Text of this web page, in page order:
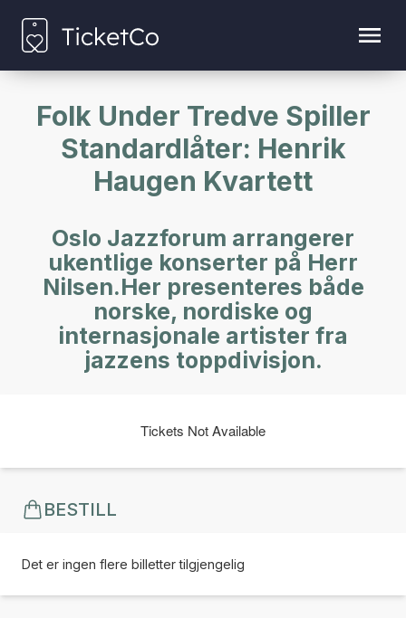
Folk Under Tredve Spiller
Standardlåter: Henrik
Haugen Kvartett
Oslo Jazzforum arrangerer
ukentlige konserter på Herr
Nilsen.Her presenteres både
norske, nordiske og
internasjonale artister fra
jazzens toppdivisjon.
Tickets Not Available
BESTILL
Det er ingen flere billetter tilgjengelig